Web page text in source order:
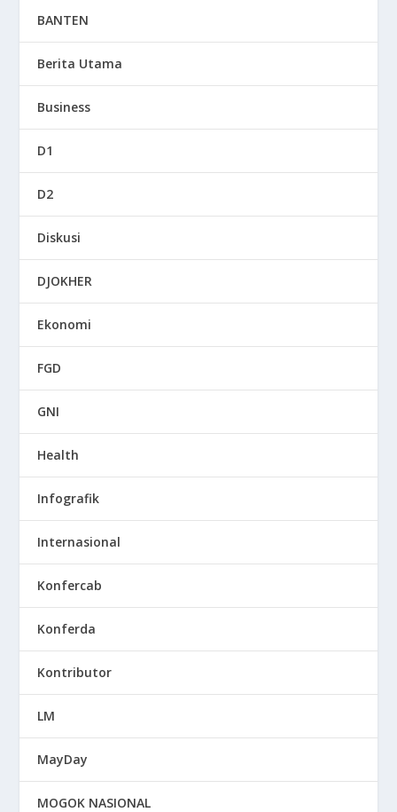
BANTEN
Berita Utama
Business
D1
D2
Diskusi
DJOKHER
Ekonomi
FGD
GNI
Health
Infografik
Internasional
Konfercab
Konferda
Kontributor
LM
MayDay
MOGOK NASIONAL